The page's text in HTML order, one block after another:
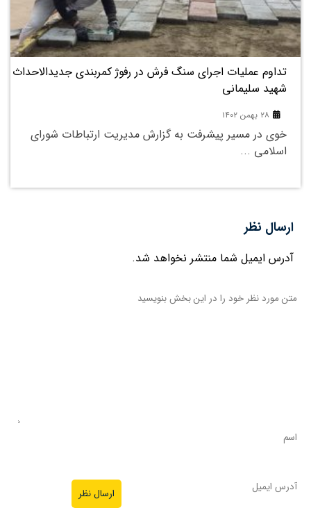
۲۸
بهمن
تداوم عملیات اجرای سنگ فرش در رفوژ کمربندی جدیدالاحداث
شهید سلیمانی
۲۸ بهمن ۱۴۰۲
خوی در مسیر پیشرفت به گزارش مدیریت ارتباطات شورای
اسلامی ...
ارسال نظر
آدرس ایمیل شما منتشر نخواهد شد.